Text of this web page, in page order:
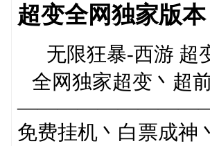
超变全网独家版本
无限狂暴-西游 超
全网独家超变丶超
免费挂机丶白票成神